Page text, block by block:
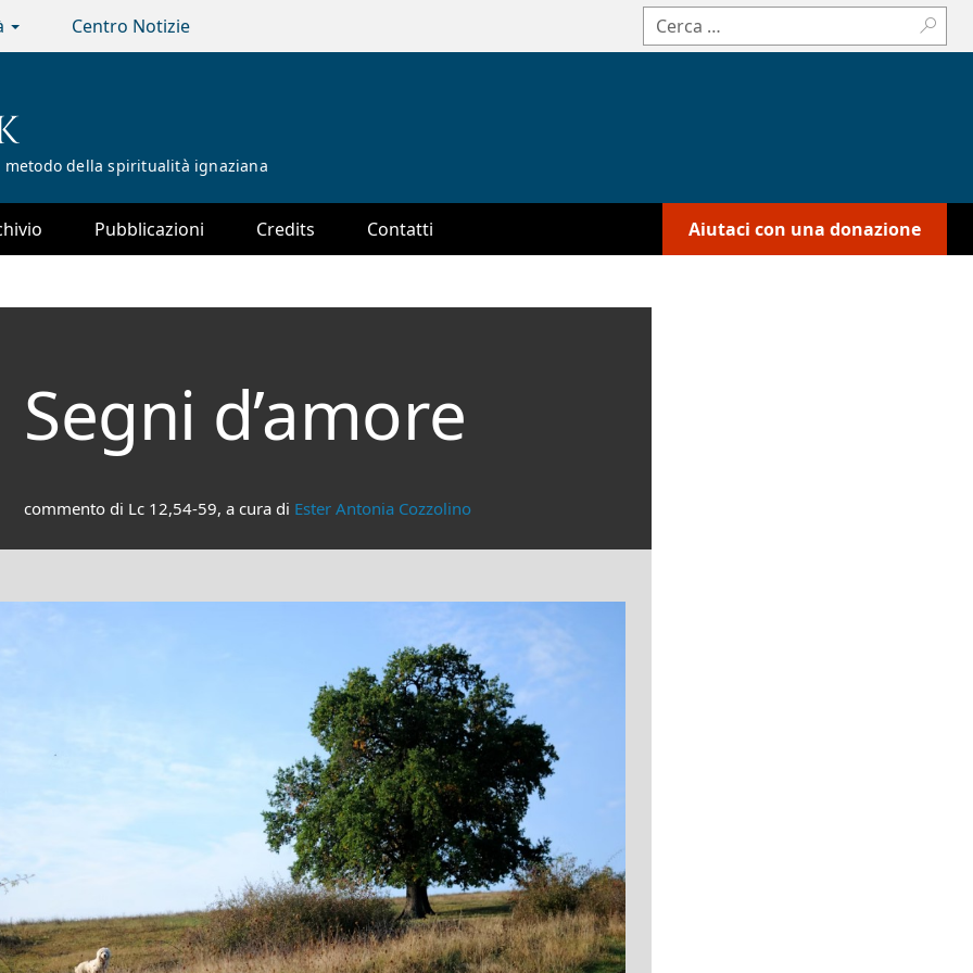
Centro Notizie
Cerca:
della spiritualità ignaziana
Pubblicazioni Credits Contatti Aiutaci con una donazione
Segni d’amore
commento di Lc 12,54-59, a cura di Ester Antonia Cozzolino